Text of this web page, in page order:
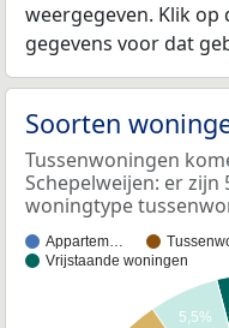
weergegeven. Klik op
gegevens voor dat
Soorten
Tussenwoningen
Schepelweijen: er
woningtype
Appartem…
Vrijstaande woningen
5,5%